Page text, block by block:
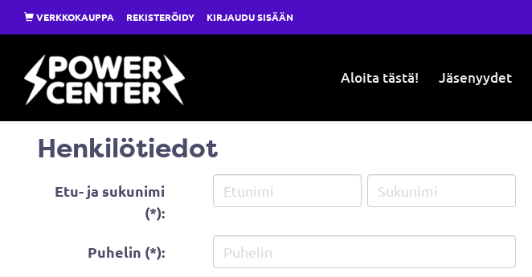
VERKKOKAUPPA REKISTERÖIDY KIRJAUDU SISÄÄN
Aloita tästä! Jäsenyydet
Henkilötiedot
Etu- ja sukunimi
(*):
Puhelin (*):